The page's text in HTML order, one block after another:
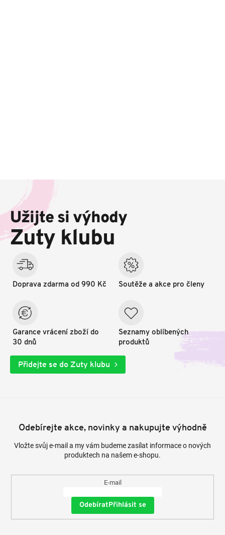
a
í
Užijte si výhody
Zuty klubu
Doprava zdarma od 990 Kč
Garance vrácení zboží do
30 dnů
Soutěže a akce pro členy
Seznamy oblíbených
produktů
Přidejte se do Zuty klubu
Odebírejte akce, novinky a nakupujte výhodně
Vložte svůj e-mail a my vám budeme zasílat informace o nových
produktech na našem e-shopu.
E-mail
Přihlásit se